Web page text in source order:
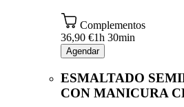
Complementos
36,90 €1h 30min
Agendar
ESMALTADO
CON MANICURA